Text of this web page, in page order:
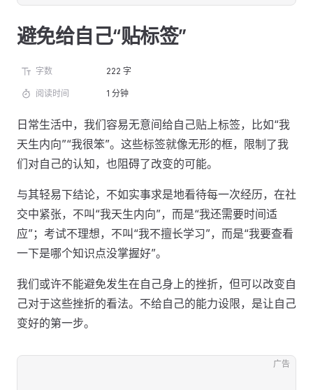
避免给自己“贴标签”
字数 222 字
阅读时间 1 分钟
日常生活中，我们容易无意间给自己贴上标签，比如“我
天生内向”“我很笨”。这些标签就像无形的框，限制了我
们对自己的认知，也阻碍了改变的可能。
与其轻易下结论，不如实事求是地看待每一次经历，在社
交中紧张，不叫“我天生内向”，而是“我还需要时间适
应”；考试不理想，不叫“我不擅长学习”，而是“我要查看
一下是哪个知识点没掌握好”。
我们或许不能避免发生在自己身上的挫折，但可以改变自
己对于这些挫折的看法。不给自己的能力设限，是让自己
变好的第一步。
广告